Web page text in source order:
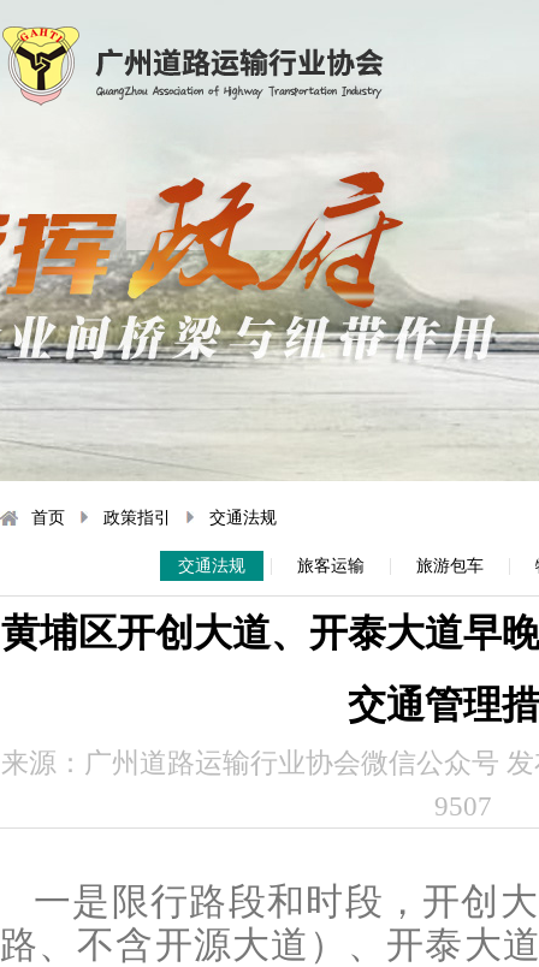
首页 政策指引 交通法规
|
旅游包车
|
旅客运输
|
交通法规
黄埔区开创大道、开泰大道早
交通管理
来源：广州道路运输行业协会微信公众号
9507
一是限行路段和时段，开创
路、不含开源大道）、开泰大